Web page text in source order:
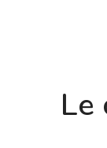
Le